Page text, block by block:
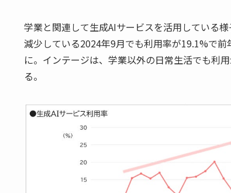
学業と関連して生成AIサービスを活用している
減少している2024年9月でも利用率が19.1%で
に。インテージは、学業以外の日常生活でも利
る。